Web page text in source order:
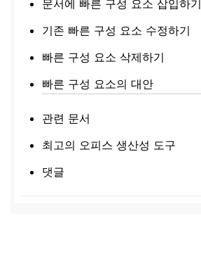
문서에 빠른 구성 요소 삽입하기
기존 빠른 구성 요소 수정하기
빠른 구성 요소 삭제하기
빠른 구성 요소의 대안
관련 문서
최고의 오피스 생산성 도구
댓글